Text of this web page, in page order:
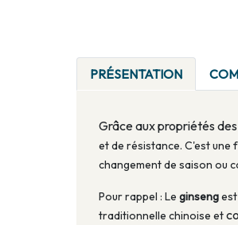
PRÉSENTATION
Grâce aux propriétés des
et de résistance. C'est une
changement de saison ou
Pour rappel : Le ginseng
traditionnelle chinoise et